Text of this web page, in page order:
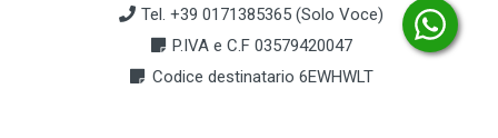
Tel. +39 0171385365 (Solo Voce)
P.IVA e C.F 03579420047
Codice destinatario 6EWHWLT